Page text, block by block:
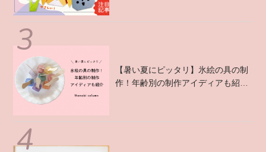
【暑い夏にピッタリ】氷絵の具の制
作！年齢別の制作アイディアも紹